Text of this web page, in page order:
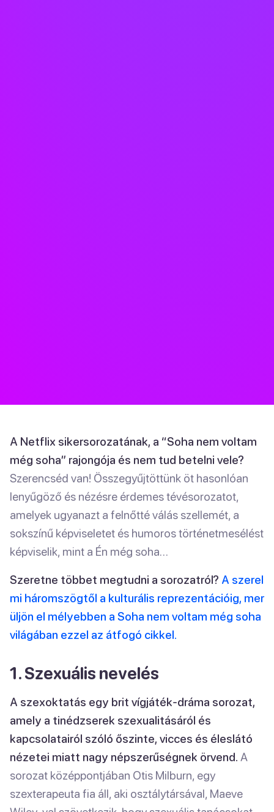
A Netflix sikersorozatának, a “Soha nem voltam
még soha” rajongója és nem tud betelni vele?
Szerencséd van! Összegyűjtöttünk öt hasonlóan
lenyűgöző és nézésre érdemes tévésorozatot,
amelyek ugyanazt a felnőtté válás szellemét, a
sokszínű képviseletet és humoros történetmesélést
képviselik, mint a Én még soha…
Szeretne többet megtudni a sorozatról? A szerel
mi háromszögtől a kulturális reprezentációig, mer
üljön el mélyebben a Soha nem voltam még soha
világában ezzel az átfogó cikkel.
1. Szexuális nevelés
A szexoktatás egy brit vígjáték-dráma sorozat,
amely a tinédzserek szexualitásáról és
kapcsolatairól szóló őszinte, vicces és éleslátó
nézetei miatt nagy népszerűségnek örvend. A
sorozat középpontjában Otis Milburn, egy
szexterapeuta fia áll, aki osztálytársával, Maeve